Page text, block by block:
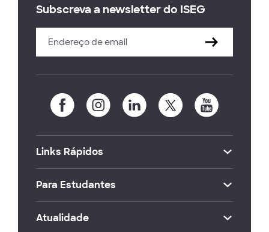
Subscreva a newsletter do ISEG
Links Rápidos
Para Estudantes
Atualidade